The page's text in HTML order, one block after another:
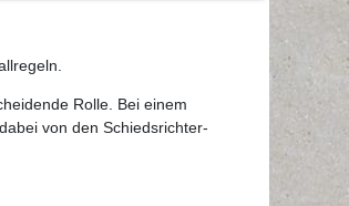
Rolle. Bei einem
von den Schiedsrichter-